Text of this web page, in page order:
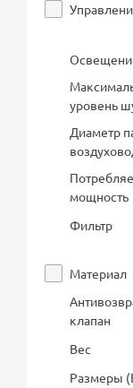
уровень
Диаметр
мощность
Фильтр
Материал
клапан
Вес
Размеры